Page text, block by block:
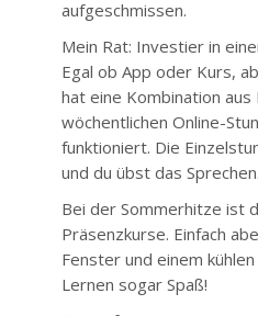
aufgeschmissen.
Mein Rat: Investier in
Egal ob App oder Kurs,
hat eine Kombination aus
wöchentlichen Online-
funktioniert. Die
und du übst das Sprechen.
Bei der Sommerhitze ist
Präsenzkurse. Einfach
Fenster und einem
Lernen sogar Spaß!